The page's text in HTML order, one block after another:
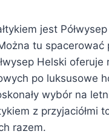
jest
tu
Helski
po luksusowe
wybór na
z przyjaciółmi
razem.